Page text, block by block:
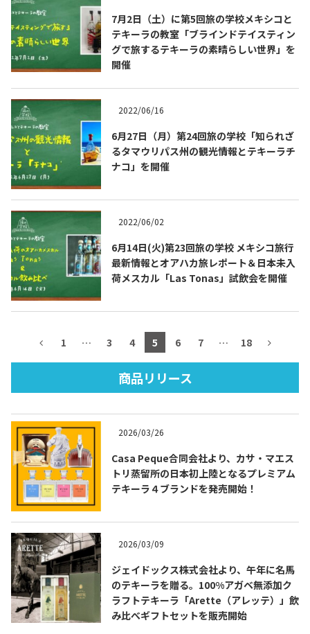
お問合せ
Contact
バー＆レストラン
Bar & Restaurant
Tequila Journal SNS 在日メキシコ大使館 SNS
TEQUILA JOURNAL
About
テキーラのつくり方 テキーラマーケット
テキーラの飲み方
メキシコ料理
メキシコの記念日 トピックス
イベント一覧
テキーラ・メスカルが 飲めるバー
7月2日（土）に第5回旅の学校メキシコと
テキーラの教室「ブラインドテイスティン
グで旅するテキーラの素晴らしい世界」を
開催
2022/06/16
6月27日（月）第24回旅の学校「知られざ
るタマウリパス州の観光情報とテキーラチ
ナコ」を開催
2022/06/02
6月14日(火)第23回旅の学校 メキシコ旅行
最新情報とオアハカ旅レポート＆日本未入
荷メスカル「Las Tonas」試飲会を開催
1 … 3 4 5 6 7 … 18
商品リリース
2026/03/26
Casa Peque合同会社より、カサ・マエス
トリ蒸留所の日本初上陸となるプレミアム
テキーラ４ブランドを発売開始！
2026/03/09
ジェイドックス株式会社より、午年に名馬
のテキーラを贈る。100%アガベ無添加ク
ラフトテキーラ「Arette（アレッテ）」飲
み比べギフトセットを販売開始